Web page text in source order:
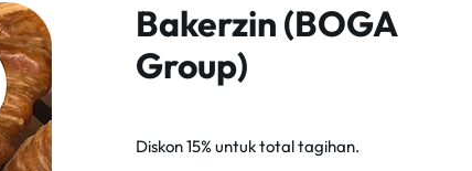
Bakerzin (BOGA
Group)
Diskon 15% untuk total tagihan.